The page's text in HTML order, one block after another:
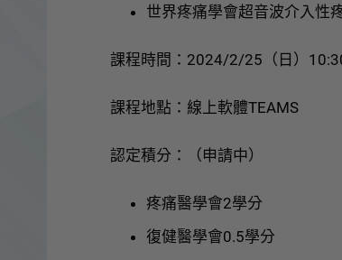
世界疼痛學會超音波介入性
課程時間：2024/2/25（日）
課程地點：線上軟體TEAMS
認定積分：（申請中）
疼痛醫學會2學分
復健醫學會0.5學分